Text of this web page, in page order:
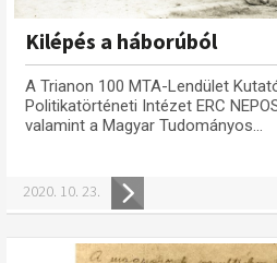
Kilépés a háborúból
A Trianon 100 MTA-Lendület
Politikatörténeti Intézet ERC
valamint a Magyar Tudományos...
2020. 10. 23.